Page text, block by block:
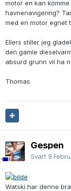
motor en kan
havnenavigering?
med en motor egnet
Ellers stiller jeg
den gamle
absurd grunn vil ha
Thomas
Gespen
Svart
Watski har denne